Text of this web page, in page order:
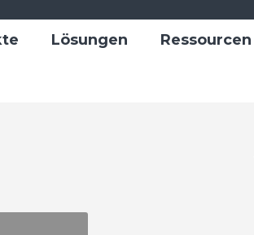
Lösungen Ressourcen